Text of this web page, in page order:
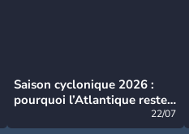
Saison cyclonique 2026 :
pourquoi l’Atlantique reste
22/07